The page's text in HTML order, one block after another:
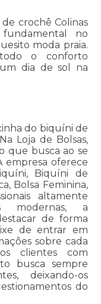
crochê Colinas
no
moda praia.
o conforto
dia de sol na
do biquíni de
Loja de Bolsas,
que busca ao se
empresa oferece
Biquíni de
Bolsa Feminina,
altamente
modernas, a
de forma
de entrar em
sobre cada
clientes com
busca sempre
deixando-os
do